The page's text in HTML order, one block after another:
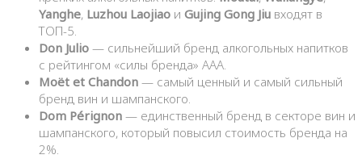
Yanghe, Luzhou Laojiao и Gujing Gong Jiu входят в
ТОП-5.
Don Julio — сильнейший бренд алкогольных напитков
с рейтингом «силы бренда» AAA.
Moët et Chandon — самый ценный и самый сильный
бренд вин и шампанского.
Dom Pérignon — единственный бренд в секторе вин и
шампанского, который повысил стоимость бренда на
2%.